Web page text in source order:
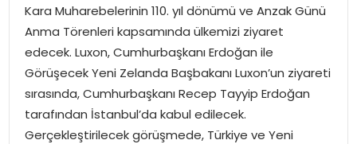
TEKNOLOJI
EĞITIM
GENEL
Kara Muharebelerinin 110. yıl dönümü ve Anzak Günü
Anma Törenleri kapsamında ülkemizi ziyaret
edecek. Luxon, Cumhurbaşkanı Erdoğan ile
Görüşecek Yeni Zelanda Başbakanı Luxon’un ziyareti
sırasında, Cumhurbaşkanı Recep Tayyip Erdoğan
tarafından İstanbul’da kabul edilecek.
Gerçekleştirilecek görüşmede, Türkiye ve Yeni